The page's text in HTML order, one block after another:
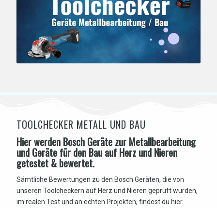
TOOLCHECKER METALL UND BAU
Hier werden Bosch Geräte zur Metallbearbeitung
und Geräte für den Bau auf Herz und Nieren
getestet & bewertet.
Sämtliche Bewertungen zu den Bosch Geräten, die von
unseren Toolcheckern auf Herz und Nieren geprüft wurden,
im realen Test und an echten Projekten, findest du hier.